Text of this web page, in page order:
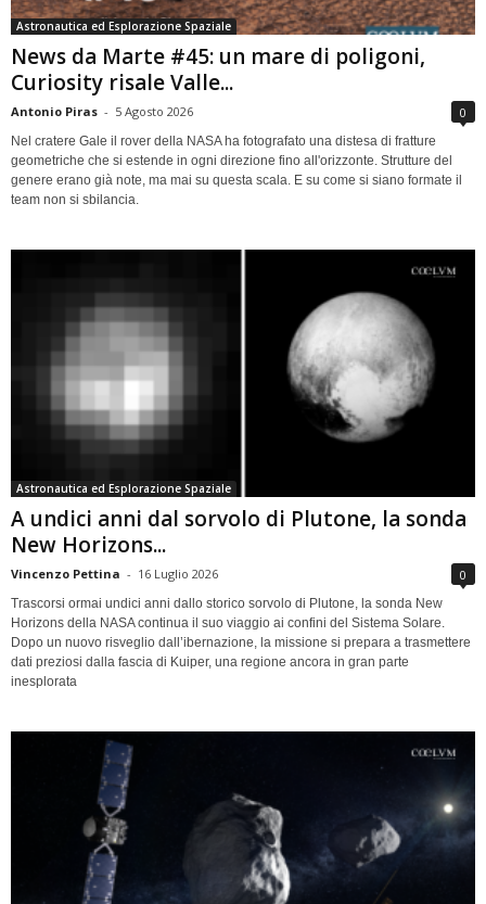
Astronautica ed Esplorazione Spaziale
News da Marte #45: un mare di poligoni,
Curiosity risale Valle...
Antonio Piras - 5 Agosto 2026 0
Nel cratere Gale il rover della NASA ha fotografato una distesa di fratture
geometriche che si estende in ogni direzione fino all'orizzonte. Strutture del
genere erano già note, ma mai su questa scala. E su come si siano formate il
team non si sbilancia.
Astronautica ed Esplorazione Spaziale
A undici anni dal sorvolo di Plutone, la sonda
New Horizons...
Vincenzo Pettina - 16 Luglio 2026 0
Trascorsi ormai undici anni dallo storico sorvolo di Plutone, la sonda New
Horizons della NASA continua il suo viaggio ai confini del Sistema Solare.
Dopo un nuovo risveglio dall’ibernazione, la missione si prepara a trasmettere
dati preziosi dalla fascia di Kuiper, una regione ancora in gran parte
inesplorata